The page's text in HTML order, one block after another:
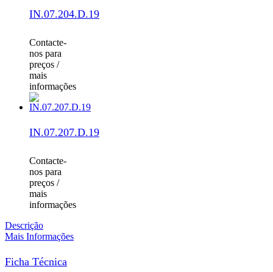
IN.07.204.D.19
Contacte-
nos para
preços /
mais
informações
IN.07.207.D.19
Contacte-
nos para
preços /
mais
informações
Descrição
Mais Informações
Ficha Técnica